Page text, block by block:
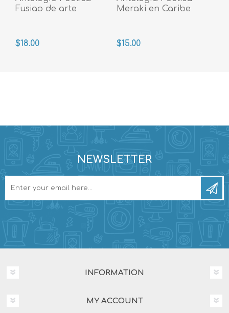
Fusiao de arte
$18.00
Meraki en Caribe
$15.00
NEWSLETTER
INFORMATION
MY ACCOUNT